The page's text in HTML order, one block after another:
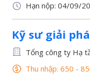
Hạn nộp: 04/09/
Kỹ sư giải
Tổng công ty Hạ
Thu nhập: 650 -